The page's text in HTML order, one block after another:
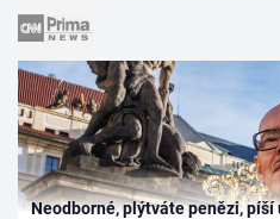
Neodborné, plýtváte penězi,